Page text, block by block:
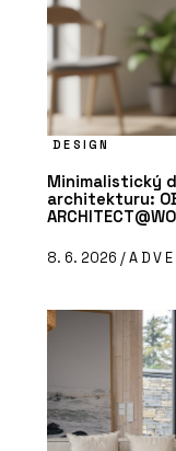
DESIGN
Minimalistický
architekturu:
8. 6. 2026 /